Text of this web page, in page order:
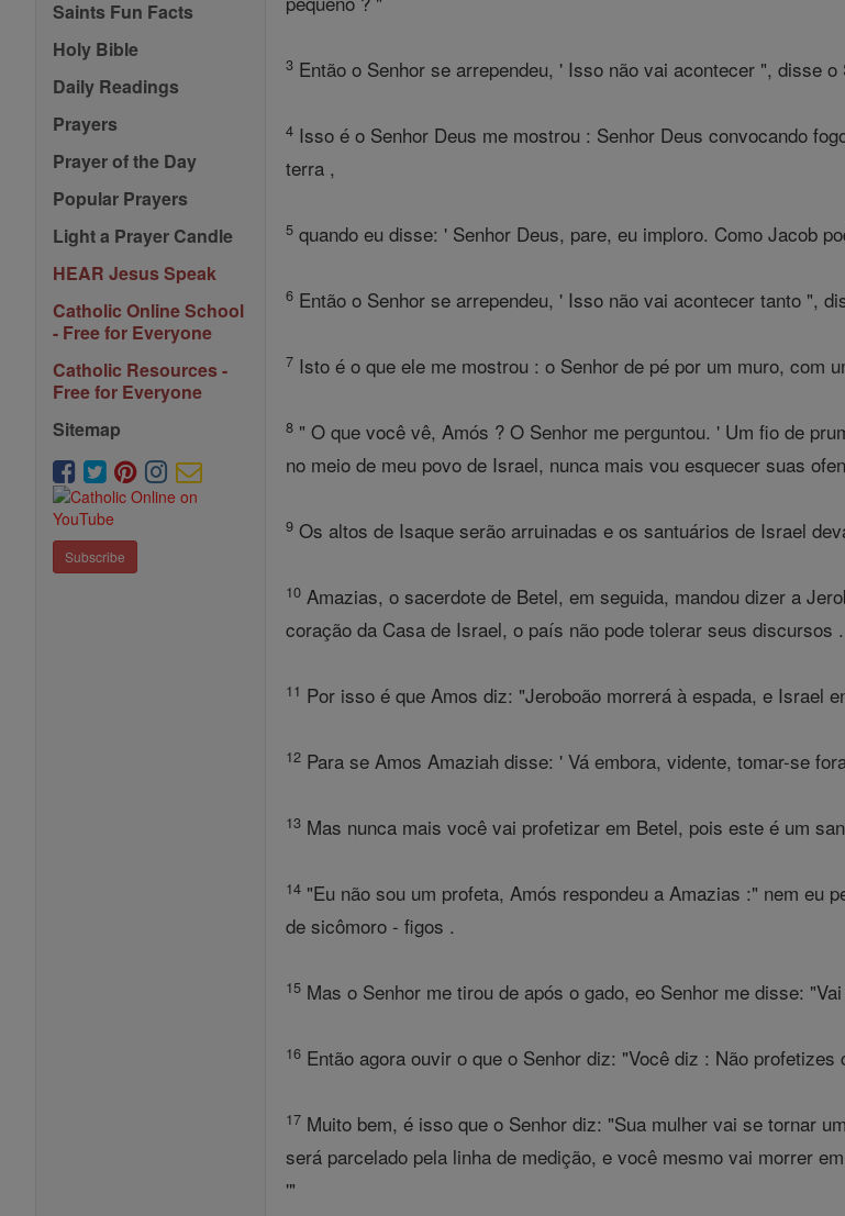
Saints Fun Facts
Holy Bible
Daily Readings
Prayers
Prayer of the Day
Popular Prayers
Light a Prayer Candle
HEAR Jesus Speak
Catholic Online School
- Free for Everyone
Catholic Resources -
Free for Everyone
Sitemap
Subscribe
3 Então o Senhor se arrependeu, ' Isso não vai acontecer ", disse o
4 Isso é o Senhor Deus me mostrou : Senhor Deus convocando
terra ,
5 quando eu disse: ' Senhor Deus, pare, eu imploro. Como Jacob
6 Então o Senhor se arrependeu, ' Isso não vai acontecer tanto ",
7 Isto é o que ele me mostrou : o Senhor de pé por um muro, com
8 " O que você vê, Amós ? O Senhor me perguntou. ' Um fio de
no meio de meu povo de Israel, nunca mais vou esquecer suas
9 Os altos de Isaque serão arruinadas e os santuários de Israel
10 Amazias, o sacerdote de Betel, em seguida, mandou dizer a
coração da Casa de Israel, o país não pode tolerar seus discursos .
11 Por isso é que Amos diz: "Jeroboão morrerá à espada, e Israel
12 Para se Amos Amaziah disse: ' Vá embora, vidente, tomar-se
13 Mas nunca mais você vai profetizar em Betel, pois este é um
14 "Eu não sou um profeta, Amós respondeu a Amazias :" nem eu
de sicômoro - figos .
15 Mas o Senhor me tirou de após o gado, eo Senhor me disse:
16 Então agora ouvir o que o Senhor diz: "Você diz : Não
17 Muito bem, é isso que o Senhor diz: "Sua mulher vai se tornar
será parcelado pela linha de medição, e você mesmo vai morrer
'"